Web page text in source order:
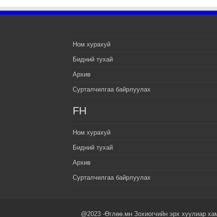
Ном хурахуй
Бидний тухай
Архив
Сурталчилгаа байрлуулах
FH
Ном хурахуй
Бидний тухай
Архив
Сурталчилгаа байрлуулах
@2023 -Өглөө.мн Зохиогчийн эрх хуулиар